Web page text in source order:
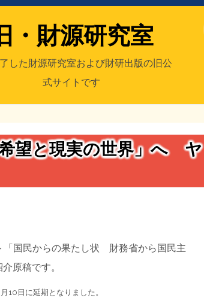
旧・財源研究室
した財源研究室および財研出版の旧公
式サイトです
望と現実の世界」へ ヤ
「国民からの果たし状 財務省から国民主
原稿です。
10日に延期となりました。